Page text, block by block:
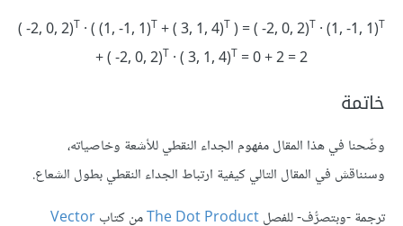
‪( -2, 0, 2)T · ( (1, -1, 1)T+ ( 3, 1, 4)T) = ( -2, 0, 2)T · (1, -1, 1)T
+ ( -2, 0, 2)T · ( 3, 1, 4)T = 0 + 2 = 2
خاتمة
وضّحنا في هذا المقال مفهوم الجداء النقطي للأشعة وخاصياته،
وسنناقش في المقال التالي كيفية ارتباط الجداء النقطي بطول الشعاع.
ترجمة -وبتصرُّف- للفصلThe Dot Productمن كتابVector